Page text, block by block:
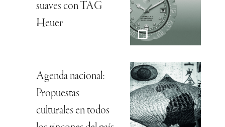
suaves con TAG
Heuer
Agenda nacional:
Propuestas
culturales en todos